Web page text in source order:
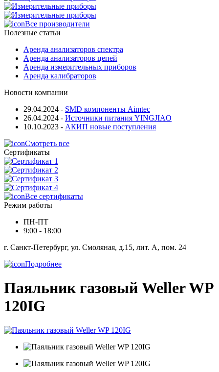
Все производители
Полезные статьи
Аренда анализаторов спектра
Аренда анализаторов цепей
Аренда измерительных приборов
Аренда калибраторов
Новости компании
29.04.2024 - SMD компоненты Aimtec
26.04.2024 - Источники питания YINGJIAO
10.10.2023 - АКИП новые поступления
Смотреть все
Сертификаты
Все сертификаты
Режим работы
ПН-ПТ
9:00 - 18:00
г. Санкт-Петербург, ул. Смоляная, д.15, лит. А, пом. 24
Подробнее
Паяльник газовый Weller WP
120IG